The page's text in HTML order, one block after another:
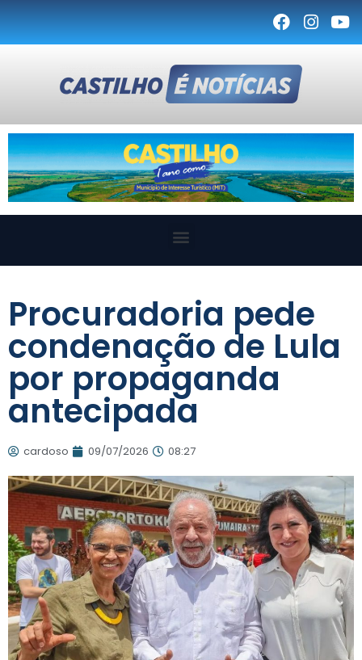
Procuradoria pede
condenação de Lula
por propaganda
antecipada
cardoso 09/07/2026 08:27